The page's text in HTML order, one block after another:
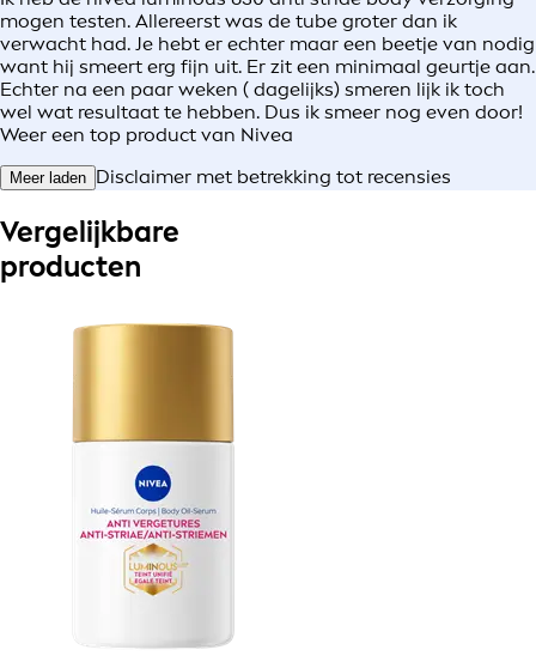
mogen testen. Allereerst was de tube groter dan ik
verwacht had. Je hebt er echter maar een beetje van nodig
want hij smeert erg fijn uit. Er zit een minimaal geurtje aan.
Echter na een paar weken ( dagelijks) smeren lijk ik toch
wel wat resultaat te hebben. Dus ik smeer nog even door!
Weer een top product van Nivea
Meer laden Disclaimer met betrekking tot recensies
Vergelijkbare
producten